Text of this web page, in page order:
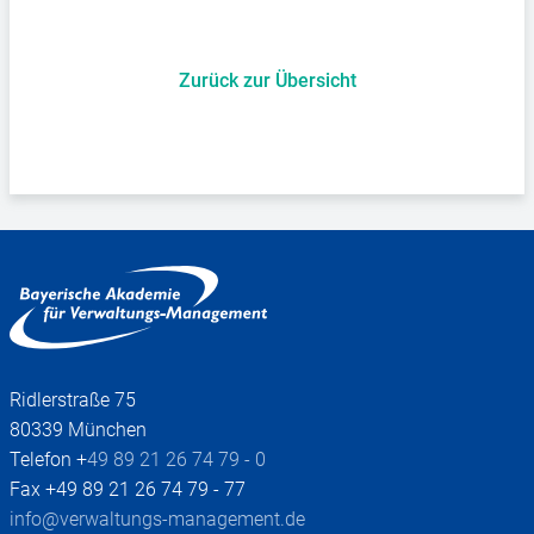
Zurück zur Übersicht
Ridlerstraße 75
80339 München
Telefon +49 89 21 26 74 79 - 0
Fax +49 89 21 26 74 79 - 77
info@verwaltungs-management.de